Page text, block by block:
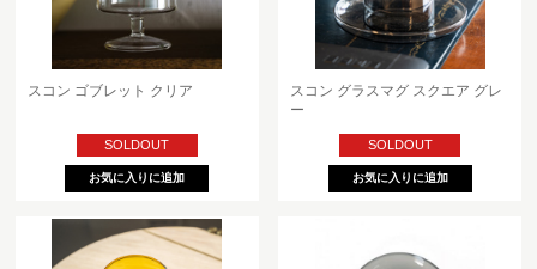
スコン ゴブレット クリア
SOLDOUT
スコン グラスマグ スクエア グレ
ー
SOLDOUT